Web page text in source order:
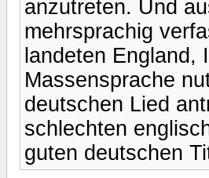
anzutreten. Und
mehrsprachig
landeten
Massensprache
deutschen Lied
schlechten
guten deutschen